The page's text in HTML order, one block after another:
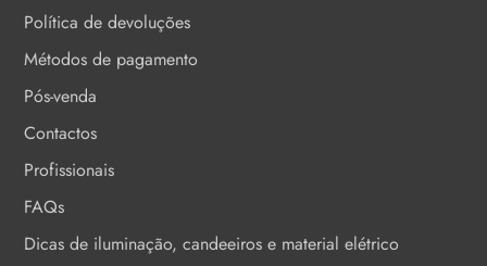
Política de devoluções
Métodos de pagamento
Pós-venda
Contactos
Profissionais
FAQs
Dicas de iluminação, candeeiros e material elétrico